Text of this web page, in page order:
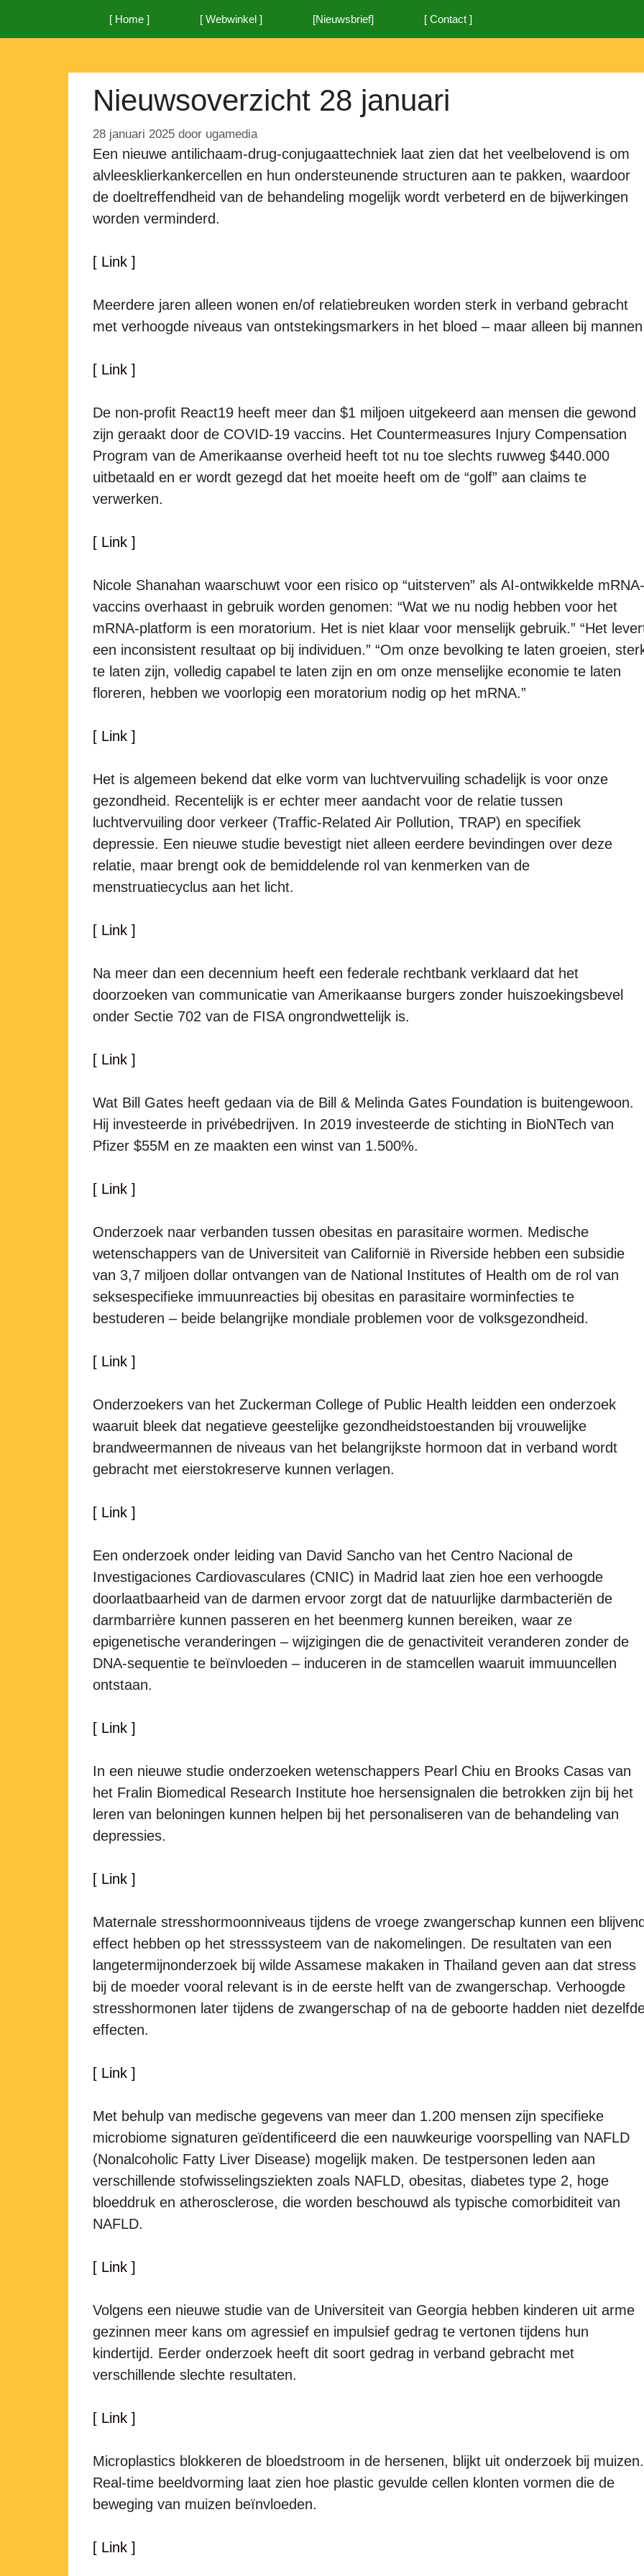
[ Home ] [ Webwinkel ] [Nieuwsbrief] [ Contact ]
Nieuwsoverzicht 28 januari
28 januari 2025 door ugamedia
Een nieuwe antilichaam-drug-conjugaattechniek laat zien dat het veelbelovend is om
alvleesklierkankercellen en hun ondersteunende structuren aan te pakken, waardoor
de doeltreffendheid van de behandeling mogelijk wordt verbeterd en de bijwerkingen
worden verminderd.
[ Link ]
Meerdere jaren alleen wonen en/of relatiebreuken worden sterk in verband gebracht
met verhoogde niveaus van ontstekingsmarkers in het bloed – maar alleen bij mannen
[ Link ]
De non-profit React19 heeft meer dan $1 miljoen uitgekeerd aan mensen die gewond
zijn geraakt door de COVID-19 vaccins. Het Countermeasures Injury Compensation
Program van de Amerikaanse overheid heeft tot nu toe slechts ruwweg $440.000
uitbetaald en er wordt gezegd dat het moeite heeft om de “golf” aan claims te
verwerken.
[ Link ]
Nicole Shanahan waarschuwt voor een risico op “uitsterven” als AI-ontwikkelde mRNA-
vaccins overhaast in gebruik worden genomen: “Wat we nu nodig hebben voor het
mRNA-platform is een moratorium. Het is niet klaar voor menselijk gebruik.” “Het
een inconsistent resultaat op bij individuen.” “Om onze bevolking te laten groeien,
te laten zijn, volledig capabel te laten zijn en om onze menselijke economie te laten
floreren, hebben we voorlopig een moratorium nodig op het mRNA.”
[ Link ]
Het is algemeen bekend dat elke vorm van luchtvervuiling schadelijk is voor onze
gezondheid. Recentelijk is er echter meer aandacht voor de relatie tussen
luchtvervuiling door verkeer (Traffic-Related Air Pollution, TRAP) en specifiek
depressie. Een nieuwe studie bevestigt niet alleen eerdere bevindingen over deze
relatie, maar brengt ook de bemiddelende rol van kenmerken van de
menstruatiecyclus aan het licht.
[ Link ]
Na meer dan een decennium heeft een federale rechtbank verklaard dat het
doorzoeken van communicatie van Amerikaanse burgers zonder huiszoekingsbevel
onder Sectie 702 van de FISA ongrondwettelijk is.
[ Link ]
Wat Bill Gates heeft gedaan via de Bill & Melinda Gates Foundation is buitengewoon.
Hij investeerde in privébedrijven. In 2019 investeerde de stichting in BioNTech van
Pfizer $55M en ze maakten een winst van 1.500%.
[ Link ]
Onderzoek naar verbanden tussen obesitas en parasitaire wormen. Medische
wetenschappers van de Universiteit van Californië in Riverside hebben een subsidie
van 3,7 miljoen dollar ontvangen van de National Institutes of Health om de rol van
seksespecifieke immuunreacties bij obesitas en parasitaire worminfecties te
bestuderen – beide belangrijke mondiale problemen voor de volksgezondheid.
[ Link ]
Onderzoekers van het Zuckerman College of Public Health leidden een onderzoek
waaruit bleek dat negatieve geestelijke gezondheidstoestanden bij vrouwelijke
brandweermannen de niveaus van het belangrijkste hormoon dat in verband wordt
gebracht met eierstokreserve kunnen verlagen.
[ Link ]
Een onderzoek onder leiding van David Sancho van het Centro Nacional de
Investigaciones Cardiovasculares (CNIC) in Madrid laat zien hoe een verhoogde
doorlaatbaarheid van de darmen ervoor zorgt dat de natuurlijke darmbacteriën de
darmbarrière kunnen passeren en het beenmerg kunnen bereiken, waar ze
epigenetische veranderingen – wijzigingen die de genactiviteit veranderen zonder de
DNA-sequentie te beïnvloeden – induceren in de stamcellen waaruit immuuncellen
ontstaan.
[ Link ]
In een nieuwe studie onderzoeken wetenschappers Pearl Chiu en Brooks Casas van
het Fralin Biomedical Research Institute hoe hersensignalen die betrokken zijn bij het
leren van beloningen kunnen helpen bij het personaliseren van de behandeling van
depressies.
[ Link ]
Maternale stresshormoonniveaus tijdens de vroege zwangerschap kunnen een
effect hebben op het stresssysteem van de nakomelingen. De resultaten van een
langetermijnonderzoek bij wilde Assamese makaken in Thailand geven aan dat stress
bij de moeder vooral relevant is in de eerste helft van de zwangerschap. Verhoogde
stresshormonen later tijdens de zwangerschap of na de geboorte hadden niet
effecten.
[ Link ]
Met behulp van medische gegevens van meer dan 1.200 mensen zijn specifieke
microbiome signaturen geïdentificeerd die een nauwkeurige voorspelling van NAFLD
(Nonalcoholic Fatty Liver Disease) mogelijk maken. De testpersonen leden aan
verschillende stofwisselingsziekten zoals NAFLD, obesitas, diabetes type 2, hoge
bloeddruk en atherosclerose, die worden beschouwd als typische comorbiditeit van
NAFLD.
[ Link ]
Volgens een nieuwe studie van de Universiteit van Georgia hebben kinderen uit arme
gezinnen meer kans om agressief en impulsief gedrag te vertonen tijdens hun
kindertijd. Eerder onderzoek heeft dit soort gedrag in verband gebracht met
verschillende slechte resultaten.
[ Link ]
Microplastics blokkeren de bloedstroom in de hersenen, blijkt uit onderzoek bij muizen.
Real-time beeldvorming laat zien hoe plastic gevulde cellen klonten vormen die de
beweging van muizen beïnvloeden.
[ Link ]